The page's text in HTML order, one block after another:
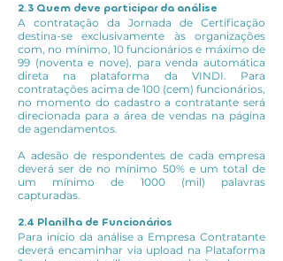
2.3 Quem deve participar da análise
A contratação da Jornada de Certificação
destina-se exclusivamente às organizações
com, no mínimo, 10 funcionários e máximo de
99 (noventa e nove), para venda automática
direta na plataforma da VINDI. Para
contratações acima de 100 (cem) funcionários,
no momento do cadastro a contratante será
direcionada para a área de vendas na página
de agendamentos.
A adesão de respondentes de cada empresa
deverá ser de no mínimo 50% e um total de
um mínimo de 1000 (mil) palavras
capturadas.
2.4 Planilha de Funcionários
Para início da análise a Empresa Contratante
deverá encaminhar via upload na Plataforma